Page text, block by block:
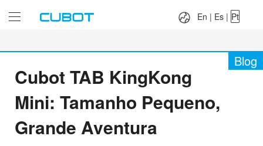
En | Es | Pt
Blog
Cubot TAB KingKong
Mini: Tamanho Pequeno,
Grande Aventura